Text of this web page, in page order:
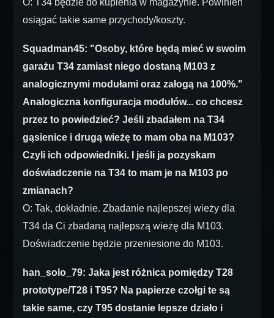
O: T34 będzie do kupienia w magazynie. Powinien
osiągać takie same przychody/koszty.
Squadman45: "Osoby, które będą mieć w swoim
garażu T34 zamiast niego dostaną M103 z
analogicznymi modułami oraz załogą na 100%."
Analogiczna konfiguracja modułów... co chcesz
przez to powiedzieć? Jeśli zbadałem na T34
gąsienice i drugą wieżę to mam oba na M103?
Czyli ich odpowiedniki. I jeśli ja pozyskam
doświadczenie na T34 to mam je na M103 po
zmianach?
O: Tak, dokładnie. Zbadanie najlepszej wieży dla
T34 da Ci zbadaną najlepszą wieżę dla M103.
Doświadczenie będzie przeniesione do M103.
han_solo_79: Jaka jest różnica pomiędzy T28
prototype/T28 i T95? Na papierze czołgi te są
takie same, czy T95 dostanie lepsze działo i